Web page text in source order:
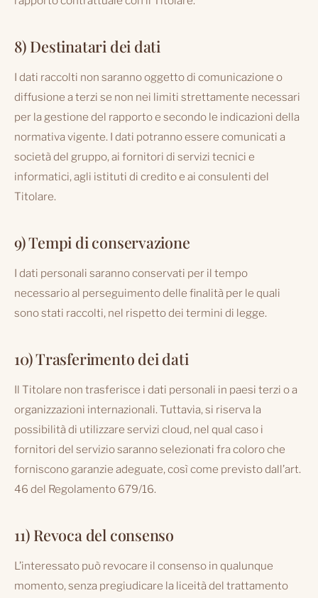
8) Destinatari dei dati
I dati raccolti non saranno oggetto di comunicazione o
diffusione a terzi se non nei limiti strettamente necessari
per la gestione del rapporto e secondo le indicazioni della
normativa vigente. I dati potranno essere comunicati a
società del gruppo, ai fornitori di servizi tecnici e
informatici, agli istituti di credito e ai consulenti del
Titolare.
9) Tempi di conservazione
I dati personali saranno conservati per il tempo
necessario al perseguimento delle finalità per le quali
sono stati raccolti, nel rispetto dei termini di legge.
10) Trasferimento dei dati
Il Titolare non trasferisce i dati personali in paesi terzi o a
organizzazioni internazionali. Tuttavia, si riserva la
possibilità di utilizzare servizi cloud, nel qual caso i
fornitori del servizio saranno selezionati fra coloro che
forniscono garanzie adeguate, così come previsto dall’art.
46 del Regolamento 679/16.
11) Revoca del consenso
L’interessato può revocare il consenso in qualunque
momento, senza pregiudicare la liceità del trattamento